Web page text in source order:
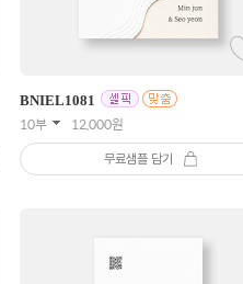
BNIEL1081
10부 12,000원
무료샘플 담기